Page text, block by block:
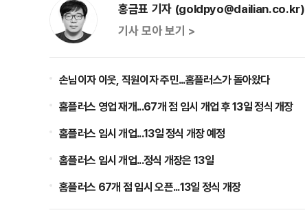
홍금표 기자 (goldpyo@dailian.co.kr)
기사 모아 보기 >
손님이자 이웃, 직원이자 주민...홈플러스가 돌아왔다
홈플러스 영업 재개...67개 점 임시 개업 후 13일 정식 개장
홈플러스 임시 개업...13일 정식 개장 예정
홈플러스 임시 개업...정식 개장은 13일
홈플러스 67개 점 임시 오픈...13일 정식 개장